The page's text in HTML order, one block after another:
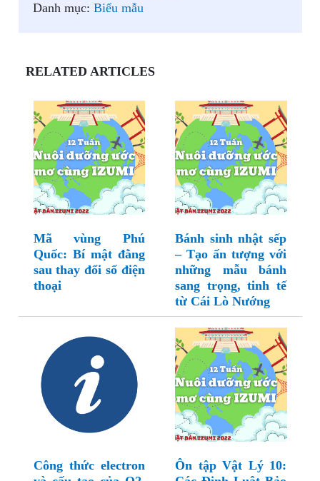
Danh mục: Biểu mẫu
RELATED ARTICLES
Mã vùng Phú
Quốc: Bí mật đằng
sau thay đổi số điện
thoại
Bánh sinh nhật sếp
– Tạo ấn tượng với
những mẫu bánh
sang trọng, tinh tế
từ Cái Lò Nướng
Công thức electron
Ôn tập Vật Lý 10: